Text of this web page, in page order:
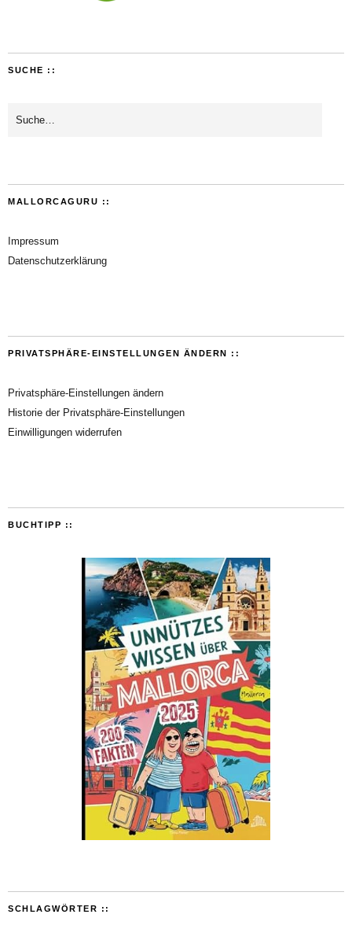
SUCHE ::
MALLORCAGURU ::
Impressum
Datenschutzerklärung
PRIVATSPHÄRE-EINSTELLUNGEN ÄNDERN ::
Privatsphäre-Einstellungen ändern
Historie der Privatsphäre-Einstellungen
Einwilligungen widerrufen
BUCHTIPP ::
SCHLAGWÖRTER ::